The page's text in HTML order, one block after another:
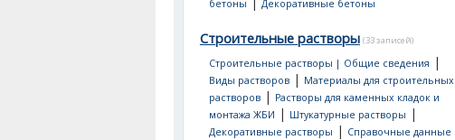
бетоны
Декоративные бетоны
Строительные растворы (33 записей)
Строительные растворы | Общие сведения |
Виды растворов| Материалы для строительных
растворов| Растворы для каменных кладок и
монтажа ЖБИ | Штукатурные растворы |
Декоративные растворы | Справочные данные